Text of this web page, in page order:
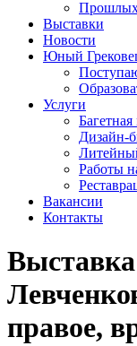
Выставки
Новости
Юный
Услуги
Багетная
Дизайн-
Работы
Вакансии
Контакты
правое,